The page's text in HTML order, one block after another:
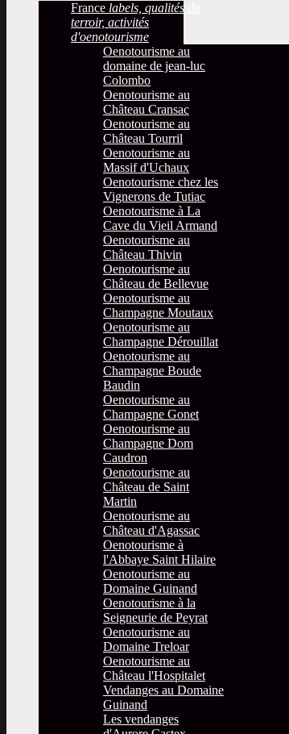
France labels, qualités du
terroir, activités
d'oenotourisme
Oenotourisme au
domaine de jean-luc
Colombo
Oenotourisme au
Château Cransac
Oenotourisme au
Château Tourril
Oenotourisme au
Massif d'Uchaux
Oenotourisme chez les
Vignerons de Tutiac
Oenotourisme à La
Cave du Vieil Armand
Oenotourisme au
Château Thivin
Oenotourisme au
Château de Bellevue
Oenotourisme au
Champagne Moutaux
Oenotourisme au
Champagne Dérouillat
Oenotourisme au
Champagne Boude
Baudin
Oenotourisme au
Champagne Gonet
Oenotourisme au
Champagne Dom
Caudron
Oenotourisme au
Château de Saint
Martin
Oenotourisme au
Château d'Agassac
Oenotourisme à
l'Abbaye Saint Hilaire
Oenotourisme au
Domaine Guinand
Oenotourisme à la
Seigneurie de Peyrat
Oenotourisme au
Domaine Treloar
Oenotourisme au
Château l'Hospitalet
Vendanges au Domaine
Guinand
Les vendanges